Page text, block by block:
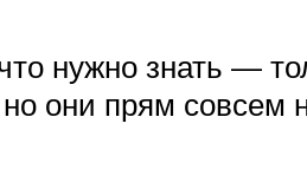
нужно знать —
но они прям совсем